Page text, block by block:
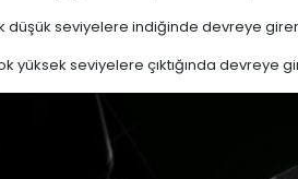
düşük seviyelere indiğinde devreye
yüksek seviyelere çıktığında devreye